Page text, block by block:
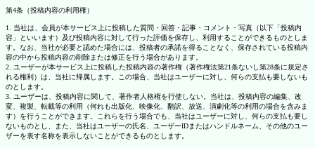
第4条（投稿内容の利用権）
1. 当社は、会員が本サービス上に投稿した質問・回答・記事・コメント・写真（以下「投稿内
容」といいます）及び投稿内容に対して行った評価を保存し、利用することができるものとしま
す。なお、当社が必要と認めた場合には、投稿者の承諾を得ることなく、保存されている投稿内
容の中から投稿内容の削除または修正を行う場合があります。
2. ユーザーが本サービス上に投稿した投稿内容の著作権（著作権法第21条ないし第28条に規定さ
れる権利）は、当社に帰属します。この場合、当社はユーザーに対し、何らの支払も要しないも
のとします。
3. ユーザーは、投稿内容に関して、著作者人格権を行使しない。当社は、投稿内容の編集、改
変、複製、転載等の利用（何れも出版化、映像化、翻訳、放送、演劇化等の利用の場合を含みま
す）を行うことができます。これらを行う場合でも、当社はユーザーに対し、何らの支払も要し
ないものとし、また、当社はユーザーの氏名、ユーザーIDまたはハンドルネーム、その他のユー
ザーを表す名称を表示しないことができるものとします。